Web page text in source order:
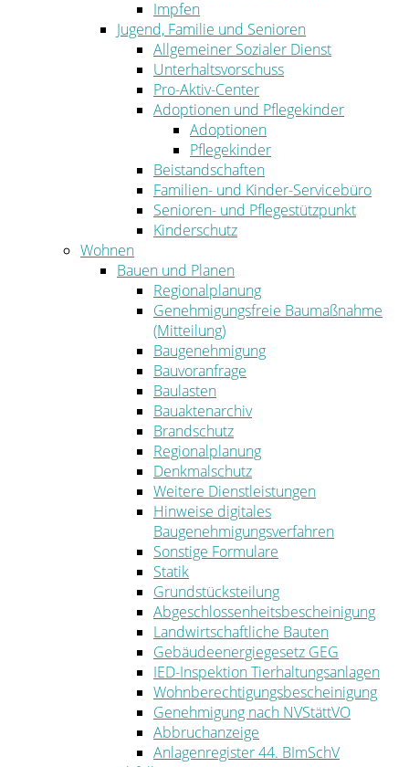
Impfen
Jugend, Familie und Senioren
Allgemeiner Sozialer Dienst
Unterhaltsvorschuss
Pro-Aktiv-Center
Adoptionen und Pflegekinder
Adoptionen
Pflegekinder
Beistandschaften
Familien- und Kinder-Servicebüro
Senioren- und Pflegestützpunkt
Kinderschutz
Wohnen
Bauen und Planen
Regionalplanung
Genehmigungsfreie Baumaßnahme
(Mitteilung)
Baugenehmigung
Bauvoranfrage
Baulasten
Bauaktenarchiv
Brandschutz
Regionalplanung
Denkmalschutz
Weitere Dienstleistungen
Hinweise digitales
Baugenehmigungsverfahren
Sonstige Formulare
Statik
Grundstücksteilung
Abgeschlossenheitsbescheinigung
Landwirtschaftliche Bauten
Gebäudeenergiegesetz GEG
IED-Inspektion Tierhaltungsanlagen
Wohnberechtigungsbescheinigung
Genehmigung nach NVStättVO
Abbruchanzeige
Anlagenregister 44. BImSchV